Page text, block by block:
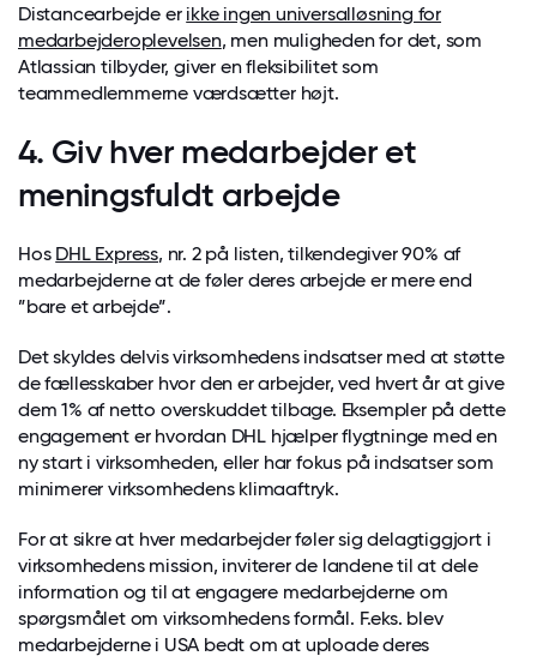
Distancearbejde er ikke ingen universalløsning for
medarbejderoplevelsen, men muligheden for det, som
Atlassian tilbyder, giver en fleksibilitet som
teammedlemmerne værdsætter højt.
4. Giv hver medarbejder et
meningsfuldt arbejde
Hos DHL Express, nr. 2 på listen, tilkendegiver 90% af
medarbejderne at de føler deres arbejde er mere end
”bare et arbejde”.
Det skyldes delvis virksomhedens indsatser med at støtte
de fællesskaber hvor den er arbejder, ved hvert år at give
dem 1% af netto overskuddet tilbage. Eksempler på dette
engagement er hvordan DHL hjælper flygtninge med en
ny start i virksomheden, eller har fokus på indsatser som
minimerer virksomhedens klimaaftryk.
For at sikre at hver medarbejder føler sig delagtiggjort i
virksomhedens mission, inviterer de landene til at dele
information og til at engagere medarbejderne om
spørgsmålet om virksomhedens formål. F.eks. blev
medarbejderne i USA bedt om at uploade deres